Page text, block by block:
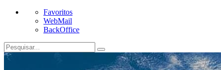
Favoritos
WebMail
BackOffice